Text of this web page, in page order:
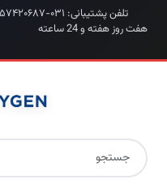
تلفن پشتیبانی: ۰۳۱-۵۷۴۲۰۶۸۷
هفت روز هفته و 24 ساعته